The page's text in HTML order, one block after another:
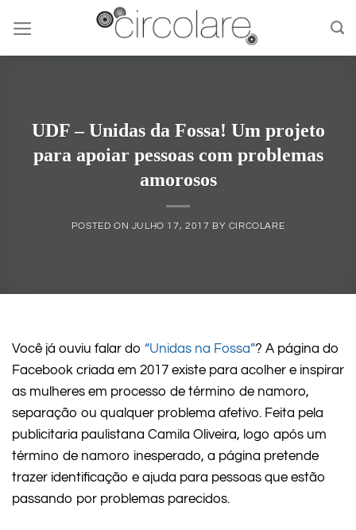
content
UDF – Unidas da Fossa! Um projeto
para apoiar pessoas com problemas
amorosos
POSTED ON JULHO 17, 2017 BY CIRCOLARE
Você já ouviu falar do “Unidas na Fossa”? A página do
Facebook criada em 2017 existe para acolher e inspirar
as mulheres em processo de término de namoro,
separação ou qualquer problema afetivo. Feita pela
publicitaria paulistana Camila Oliveira, logo após um
término de namoro inesperado, a página pretende
trazer identificação e ajuda para pessoas que estão
passando por problemas parecidos.